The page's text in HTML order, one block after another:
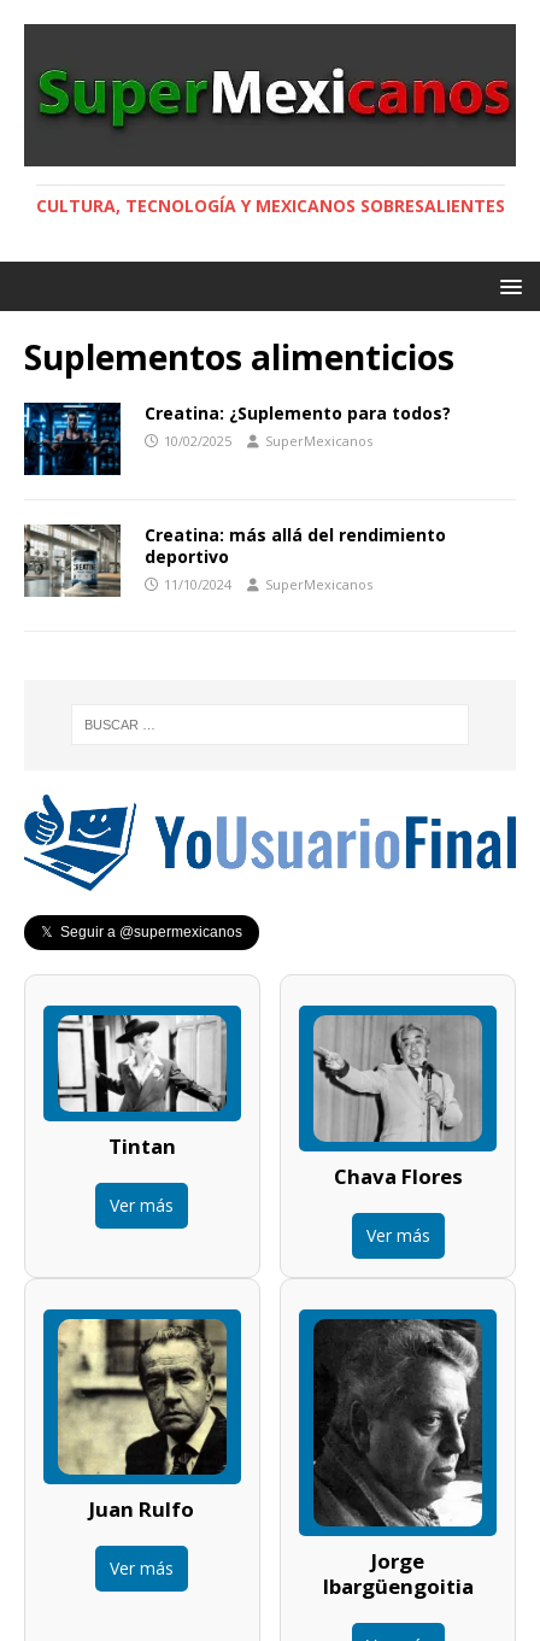
CULTURA, TECNOLOGÍA Y MEXICANOS SOBRESALIENTES
Suplementos alimenticios
Creatina: ¿Suplemento para todos?
10/02/2025 SuperMexicanos
Creatina: más allá del rendimiento
deportivo
11/10/2024 SuperMexicanos
𝕏 Seguir a @supermexicanos
Tintan
Ver más
Chava Flores
Ver más
Juan Rulfo
Ver más
Jorge
Ibargüengoitia